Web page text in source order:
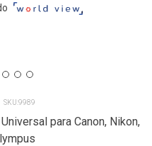
9989
para Canon, Nikon,